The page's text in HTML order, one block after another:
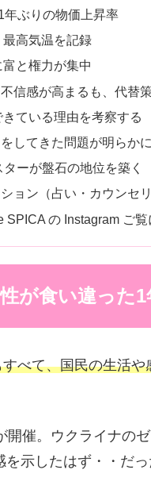
ぶりの物価上昇率
高気温を記録
と権力が集中
信感が高まるも、代替策
ている理由を考察する
してきた問題が明らかに
ーが盤石の地位を築く
ョン（占い・カウンセ
SPICA の Instagram ご覧
が食い違った1
べて、国民の生活
催。ウクライナの
示したはず・・だっ